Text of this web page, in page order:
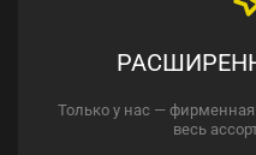
Только у нас — фирменная
весь